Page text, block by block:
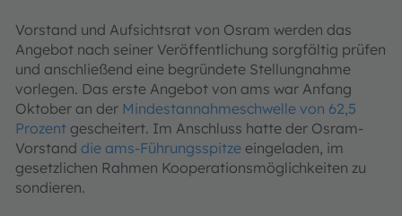
Vorstand und Aufsichtsrat von Osram werden das
Angebot nach seiner Veröffentlichung sorgfältig prüfen
und anschließend eine begründete Stellungnahme
vorlegen. Das erste Angebot von ams war Anfang
Oktober an der Mindestannahmeschwelle von 62,5
Prozent gescheitert. Im Anschluss hatte der Osram-
Vorstand die ams-Führungsspitze eingeladen, im
gesetzlichen Rahmen Kooperationsmöglichkeiten zu
sondieren.